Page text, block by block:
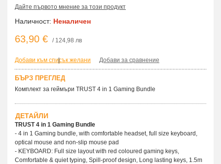
Дайте първото мнение за този продукт
Наличност: Неналичен
63,90 € / 124,98 лв
Добави към списък желани
| Добави за сравнение
БЪРЗ ПРЕГЛЕД
Комплект за геймъри TRUST 4 in 1 Gaming Bundle
ДЕТАЙЛИ
TRUST 4 in 1 Gaming Bundle
- 4 in 1 Gaming bundle, with comfortable headset, full size keyboard,
optical mouse and non-slip mouse pad
- KEYBOARD: Full size layout with red coloured gaming keys,
Comfortable & quiet typing, Spill-proof design, Long lasting keys, 1.5m